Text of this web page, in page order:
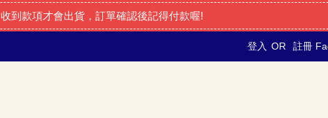
收到款項才會出貨，訂單確認後記得付款喔!
登入 OR 註冊